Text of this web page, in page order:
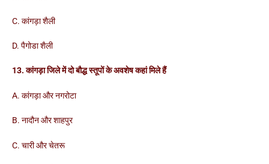
C. कांगड़ा शैली
D. पैगोडा शैली
13. कांगड़ा जिले में दो बौद्ध स्तूपों के अवशेष कहां मिले हैं
A. कांगड़ा और नगरोटा
B. नादौन और शाहपुर
C. चारी और चेतरू